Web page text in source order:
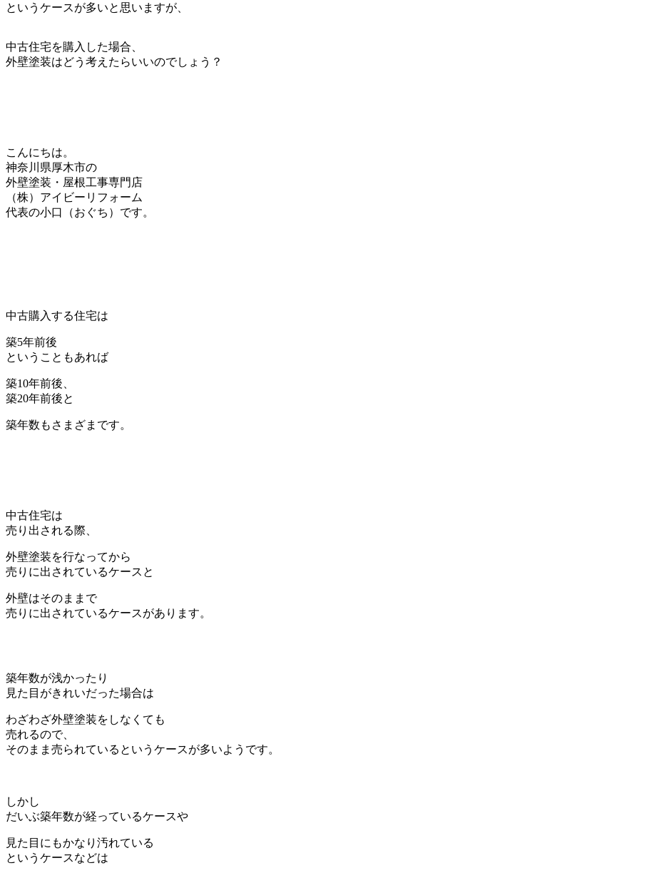
というケースが多いと思いますが、
中古住宅を購入した場合、
外壁塗装はどう考えたらいいのでしょう？
こんにちは。
神奈川県厚木市の
外壁塗装・屋根工事専門店
（株）アイビーリフォーム
代表の小口（おぐち）です。
中古購入する住宅は
築5年前後
ということもあれば
築10年前後、
築20年前後と
築年数もさまざまです。
中古住宅は
売り出される際、
外壁塗装を行なってから
売りに出されているケースと
外壁はそのままで
売りに出されているケースがあります。
築年数が浅かったり
見た目がきれいだった場合は
わざわざ外壁塗装をしなくても
売れるので、
そのまま売られているというケースが多いようです。
しかし
だいぶ築年数が経っているケースや
見た目にもかなり汚れている
というケースなどは